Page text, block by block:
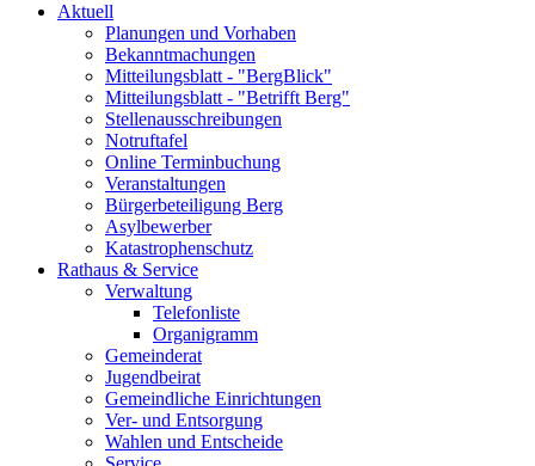
Aktuell
Planungen und Vorhaben
Bekanntmachungen
Mitteilungsblatt - "BergBlick"
Mitteilungsblatt - "Betrifft Berg"
Stellenausschreibungen
Notruftafel
Online Terminbuchung
Veranstaltungen
Bürgerbeteiligung Berg
Asylbewerber
Katastrophenschutz
Rathaus & Service
Verwaltung
Telefonliste
Organigramm
Gemeinderat
Jugendbeirat
Gemeindliche Einrichtungen
Ver- und Entsorgung
Wahlen und Entscheide